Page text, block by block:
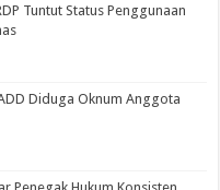
Tuntut Status Penggunaan
Diduga Oknum Anggota